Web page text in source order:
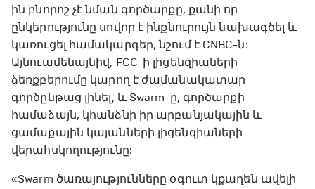
ին բնորոշ չէ նման գործարքը, քանի որ
ընկերությունը սովոր է ինքնուրույն նախագծել և
կառուցել համակարգեր, նշում է CNBC-ն:
Այնուամենայնիվ, FCC-ի լիցենզիաների
ձեռքբերումը կարող է ժամանակատար
գործընթաց լինել, և Swarm-ը, գործարքի
համաձայն, կհանձնի իր արբանյակային և
ցամաքային կայանների լիցենզիաների
վերահսկողությունը:
«Swarm ծառայությունները օգուտ կքաղեն ավելի